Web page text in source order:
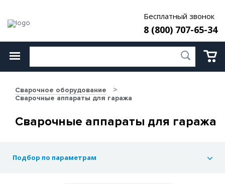
Бесплатный звонок
8 (800) 707-65-34
Сварочное оборудование
Сварочные аппараты для гаража
Сварочные аппараты для гаража
Подбор по параметрам